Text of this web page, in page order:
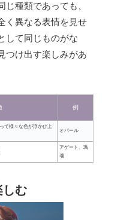
種類であっても、
く異なる表情を見せ
して同じものがな
つけ出す楽しみがあ
例
て様々な色が浮かび上
オパール
アゲート、瑪
瑙
しむ